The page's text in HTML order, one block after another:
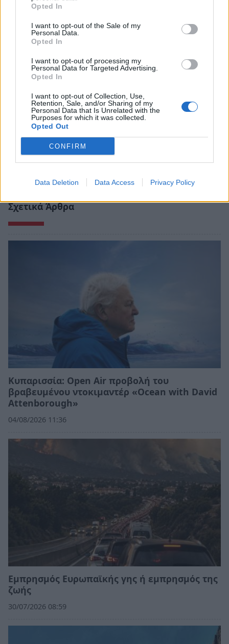
Opted In
I want to opt-out of the Sale of my
Personal Data.
Opted In
I want to opt-out of processing my
Personal Data for Targeted Advertising.
Opted In
I want to opt-out of Collection, Use,
Retention, Sale, and/or Sharing of my
Personal Data that Is Unrelated with the
Purposes for which it was collected.
Opted Out
CONFIRM
Data Deletion Data Access Privacy Policy
Σχετικά Άρθρα
Κυπαρισσία: Open Air προβολή του
βραβευμένου ντοκιμαντέρ «Ocean with David
Attenborough»
04/08/2026 11:36
Εμπρησμός Ευρωπαϊκής γης ή εμπρησμός της
ζωής
30/07/2026 08:59